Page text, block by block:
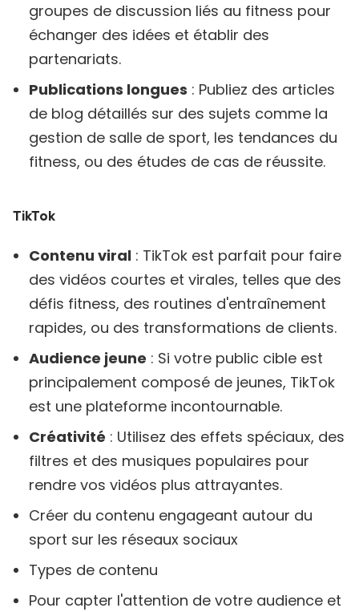
groupes de discussion liés au fitness pour
échanger des idées et établir des
partenariats.
Publications longues : Publiez des articles
de blog détaillés sur des sujets comme la
gestion de salle de sport, les tendances du
fitness, ou des études de cas de réussite.
TikTok
Contenu viral : TikTok est parfait pour faire
des vidéos courtes et virales, telles que des
défis fitness, des routines d'entraînement
rapides, ou des transformations de clients.
Audience jeune : Si votre public cible est
principalement composé de jeunes, TikTok
est une plateforme incontournable.
Créativité : Utilisez des effets spéciaux, des
filtres et des musiques populaires pour
rendre vos vidéos plus attrayantes.
Créer du contenu engageant autour du
sport sur les réseaux sociaux
Types de contenu
Pour capter l'attention de votre audience et